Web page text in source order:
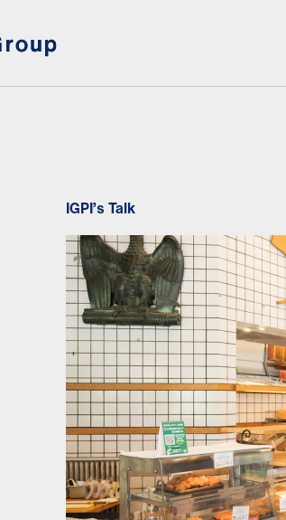
IGPI’s Talk